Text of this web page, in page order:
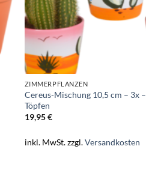
ZIMMERPFLANZEN
Cereus-Mischung 10,5 cm – 3x
Töpfen
19,95€
inkl. MwSt.zzgl.Versandkosten